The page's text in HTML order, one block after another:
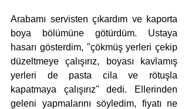
Arabamı servisten çıkardım ve kaporta
boya bölümüne götürdüm. Ustaya
hasarı gösterdim, "çökmüş yerleri çekip
düzeltmeye çalışırız, boyası kavlamış
yerleri de pasta cila ve rötuşla
kapatmaya çalışırız" dedi. Ellerinden
geleni yapmalarını söyledim, fiyatı ne